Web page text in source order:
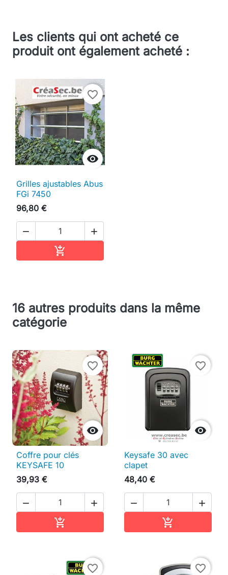
Les clients qui ont acheté ce
produit ont également acheté :

favorite_border
Grilles ajustables Abus
FGi 7450
96,80 €
 

16 autres produits dans la même
catégorie

favorite_border
Coffre pour clés
KEYSAFE 10
39,93 €
 


favorite_border
Keysafe 30 avec
clapet
48,40 €
 

favorite_border favorite_border